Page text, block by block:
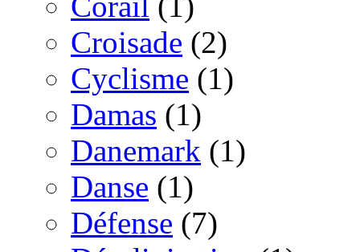
Croisade (2)
Cyclisme (1)
Damas (1)
Danemark (1)
Danse (1)
Défense (7)